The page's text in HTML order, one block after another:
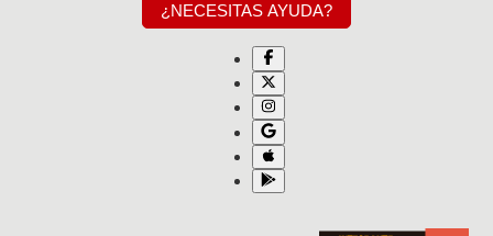
¿NECESITAS AYUDA?